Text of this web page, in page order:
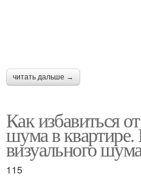
читать дальше →
Как избавиться
шума в квартире.
визуального
115